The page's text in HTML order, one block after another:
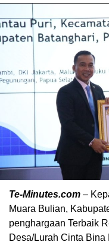
Te-Minutes.com –
Muara Bulian,
penghargaan Terbaik
Desa/Lurah Cinta